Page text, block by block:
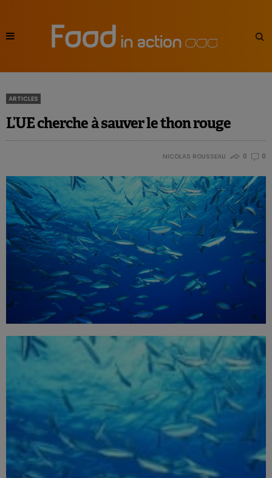
ARTICLES
L’UE cherche à sauver le thon rouge
NICOLAS ROUSSEAU 0 0